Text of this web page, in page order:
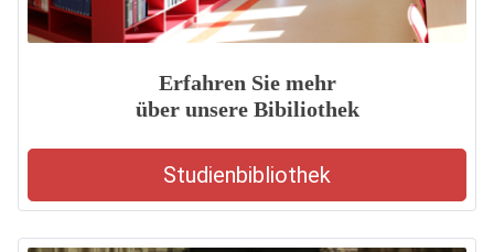
Erfahren Sie mehr
über unsere Bibiliothek
Studienbibliothek